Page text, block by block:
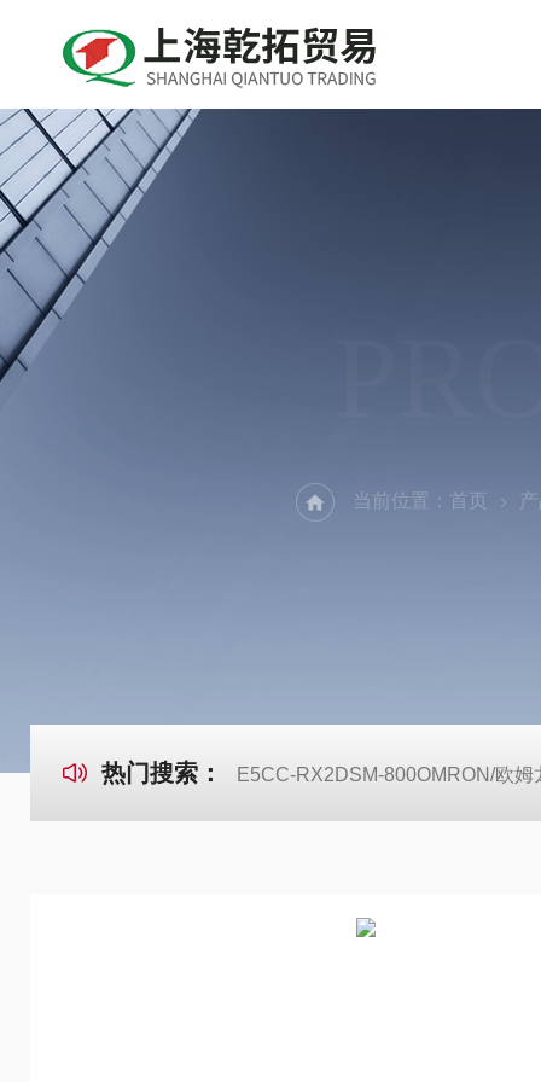
当前位置： 首页
热门搜索： E5CC-RX2DSM-800OMRON/欧